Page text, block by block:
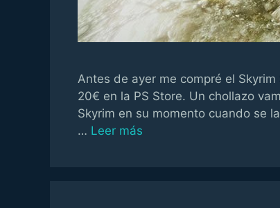
Antes de ayer me compré el
20€ en la PS Store. Un chollazo
Skyrim en su momento cuando se
… Leer más